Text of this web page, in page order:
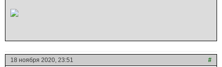
18 ноября 2020, 23:51 #